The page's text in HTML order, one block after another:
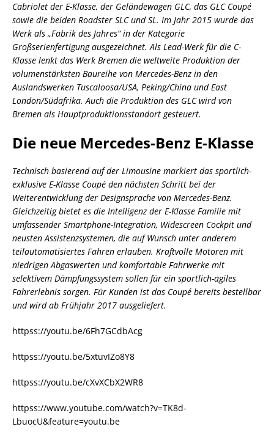
Cabriolet der E-Klasse, der Geländewagen GLC, das GLC Coupé
sowie die beiden Roadster SLC und SL. Im Jahr 2015 wurde das
Werk als „Fabrik des Jahres“ in der Kategorie
Großserienfertigung ausgezeichnet. Als Lead-Werk für die C-
Klasse lenkt das Werk Bremen die weltweite Produktion der
volumenstärksten Baureihe von Mercedes-Benz in den
Auslandswerken Tuscaloosa/USA, Peking/China und East
London/Südafrika. Auch die Produktion des GLC wird von
Bremen als Hauptproduktionsstandort gesteuert.
Die neue Mercedes-Benz E-Klasse
Technisch basierend auf der Limousine markiert das sportlich-
exklusive E-Klasse Coupé den nächsten Schritt bei der
Weiterentwicklung der Designsprache von Mercedes-Benz.
Gleichzeitig bietet es die Intelligenz der E-Klasse Familie mit
umfassender Smartphone-Integration, Widescreen Cockpit und
neusten Assistenzsystemen, die auf Wunsch unter anderem
teilautomatisiertes Fahren erlauben. Kraftvolle Motoren mit
niedrigen Abgaswerten und komfortable Fahrwerke mit
selektivem Dämpfungssystem sollen für ein sportlich-agiles
Fahrerlebnis sorgen. Für Kunden ist das Coupé bereits bestellbar
und wird ab Frühjahr 2017 ausgeliefert.
httpss://youtu.be/6Fh7GCdbAcg
httpss://youtu.be/5xtuvIZo8Y8
httpss://youtu.be/cXvXCbX2WR8
httpss://www.youtube.com/watch?v=TK8d-
LbuocU&feature=youtu.be